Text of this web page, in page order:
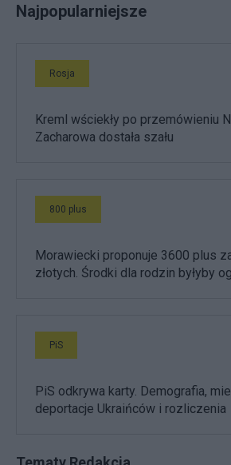
Najpopularniejsze
Rosja
Kreml wściekły po przemówieniu
Zacharowa dostała szału
800 plus
Morawiecki proponuje 3600 plus
złotych. Środki dla rodzin byłyby
PiS
PiS odkrywa karty. Demografia,
deportacje Ukraińców i rozliczenia